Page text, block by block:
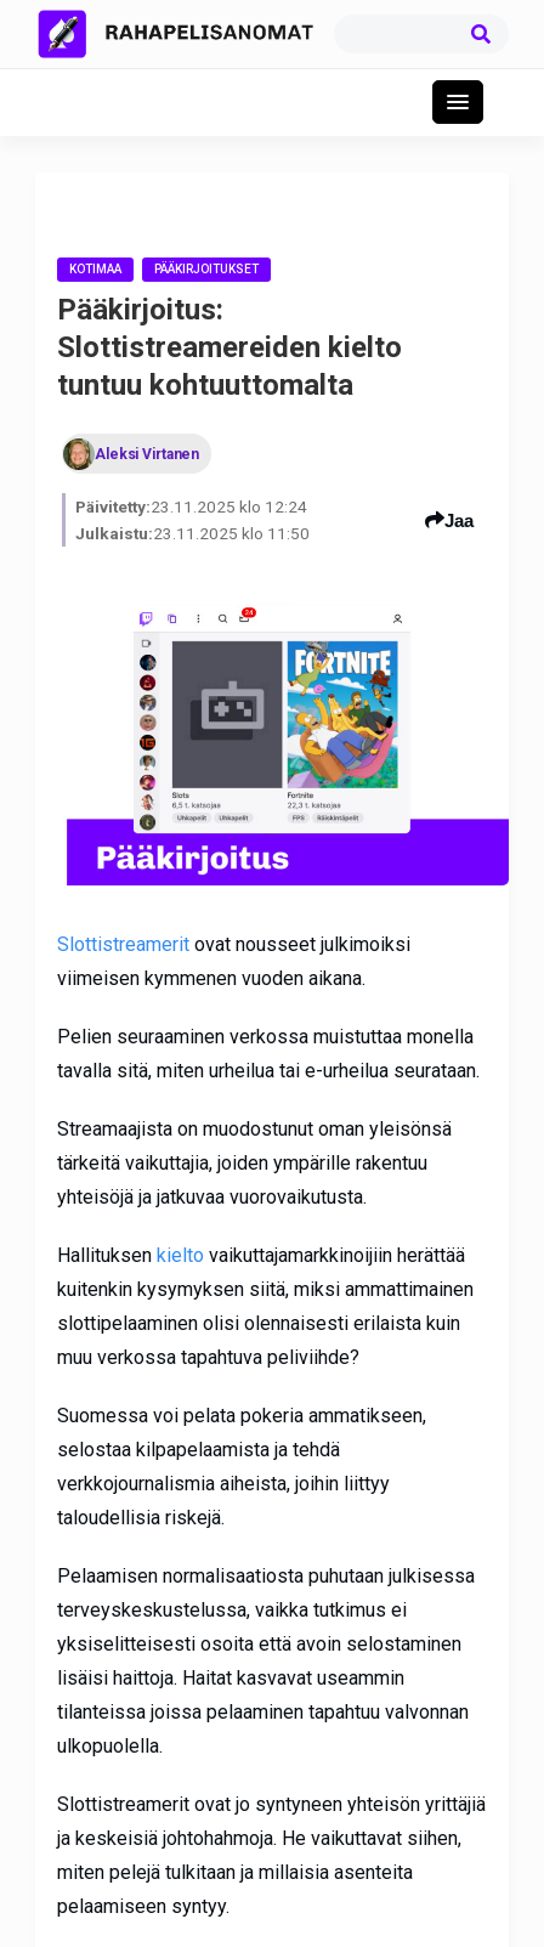
KOTIMAA PÄÄKIRJOITUKSET
Pääkirjoitus:
Slottistreamereiden kielto
tuntuu kohtuuttomalta
Aleksi Virtanen
Päivitetty:23.11.2025 klo 12:24
Julkaistu:23.11.2025 klo 11:50
Jaa
Slottistreameritovat nousseet julkimoiksi
viimeisen kymmenen vuoden aikana.
Pelien seuraaminen verkossa muistuttaa monella
tavalla sitä, miten urheilua tai e-urheilua seurataan.
Streamaajista on muodostunut oman yleisönsä
tärkeitä vaikuttajia, joiden ympärille rakentuu
yhteisöjä ja jatkuvaa vuorovaikutusta.
Hallituksen kielto vaikuttajamarkkinoijiin herättää
kuitenkin kysymyksen siitä, miksi ammattimainen
slottipelaaminen olisi olennaisesti erilaista kuin
muu verkossa tapahtuva peliviihde?
Suomessa voi pelata pokeria ammatikseen,
selostaa kilpapelaamista ja tehdä
verkkojournalismia aiheista, joihin liittyy
taloudellisia riskejä.
Pelaamisen normalisaatiosta puhutaan julkisessa
terveyskeskustelussa, vaikka tutkimus ei
yksiselitteisesti osoita että avoin selostaminen
lisäisi haittoja. Haitat kasvavat useammin
tilanteissa joissa pelaaminen tapahtuu valvonnan
ulkopuolella.
Slottistreamerit ovat jo syntyneen yhteisön yrittäjiä
ja keskeisiä johtohahmoja. He vaikuttavat siihen,
miten pelejä tulkitaan ja millaisia asenteita
pelaamiseen syntyy.